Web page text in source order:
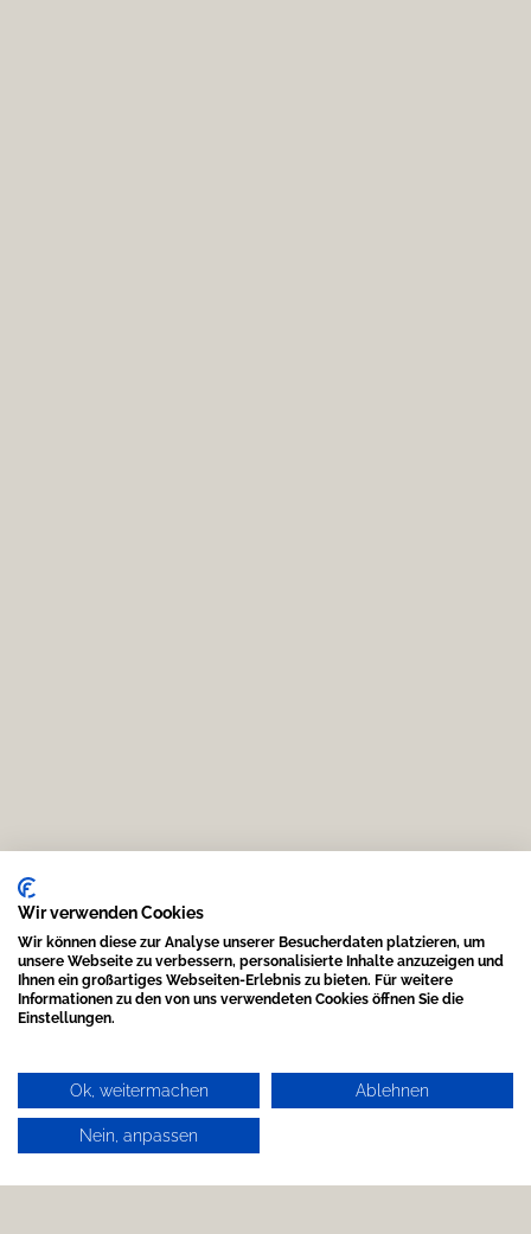
Wir verwenden Cookies
Wir können diese zur Analyse unserer Besucherdaten platzieren, um
unsere Webseite zu verbessern, personalisierte Inhalte anzuzeigen und
Ihnen ein großartiges Webseiten-Erlebnis zu bieten. Für weitere
Informationen zu den von uns verwendeten Cookies öffnen Sie die
Einstellungen.
Ok, weitermachen Ablehnen
Nein, anpassen